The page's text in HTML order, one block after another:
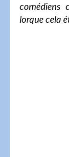
comédiens
lorque cela